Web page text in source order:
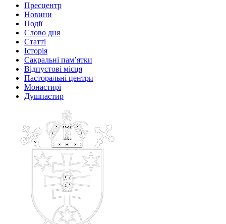
Пресцентр
Новини
Події
Слово дня
Статті
Історія
Сакральні пам’ятки
Відпустові місця
Пасторальні центри
Монастирі
Душпастир